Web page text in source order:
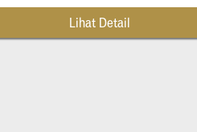
Lihat Detail